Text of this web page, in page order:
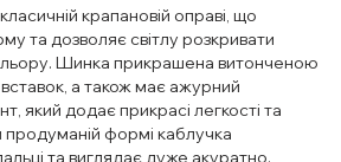
крапановій оправі, що
та дозволяє світлу розкривати
Шинка прикрашена витонченою
а також має ажурний
який додає прикрасі легкості та
продуманій формі каблучка
та виглядає дуже акуратно.